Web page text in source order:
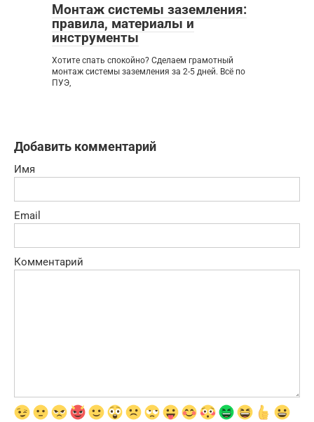
Монтаж системы заземления:
правила, материалы и
инструменты
Хотите спать спокойно? Сделаем грамотный
монтаж системы заземления за 2-5 дней. Всё по
ПУЭ,
Добавить комментарий
Имя
Email
Комментарий